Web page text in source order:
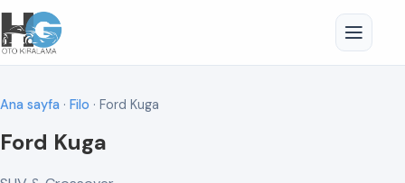
Ana sayfa · Filo · Ford Kuga
Ford Kuga